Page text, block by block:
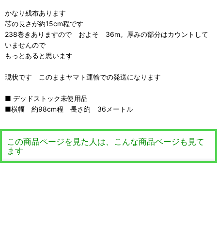
かなり残布あります
芯の長さが約15cm程です
238巻きありますので およそ 36m。厚みの部分はカウントして
いませんので
もっとあると思います
現状です このままヤマト運輸での発送になります
■ デッドストック未使用品
■横幅 約98cm程 長さ約 36メートル
この商品ページを見た人は、こんな商品ページも見て
ます